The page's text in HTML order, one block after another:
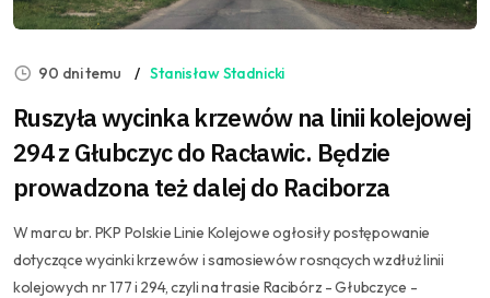
90 dni temu Stanisław Stadnicki
Ruszyła wycinka krzewów na linii kolejowej
294 z Głubczyc do Racławic. Będzie
prowadzona też dalej do Raciborza
W marcu br. PKP Polskie Linie Kolejowe ogłosiły postępowanie
dotyczące wycinki krzewów i samosiewów rosnących wzdłuż linii
kolejowych nr 177 i 294, czyli na trasie Racibórz - Głubczyce -